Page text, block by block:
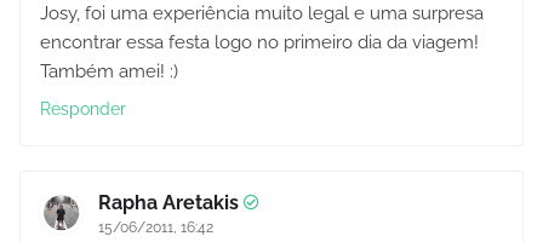
Josy, foi uma experiência muito legal e uma surpresa
encontrar essa festa logo no primeiro dia da viagem!
Também amei! :)
Responder
Rapha Aretakis
15/06/2011, 16:42